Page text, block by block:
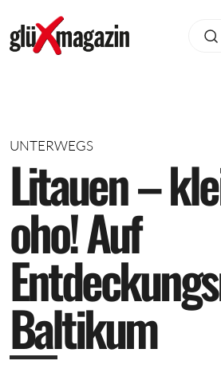
UNTERWEGS
Litauen–kle
oho!Auf
Entdeckungs
Baltikum